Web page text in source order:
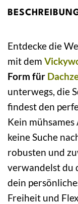
Entdecke die
mit dem
Form für
unterwegs, die
findest den
Kein mühsames
keine Suche
robusten und
verwandelst du
dein
Freiheit und